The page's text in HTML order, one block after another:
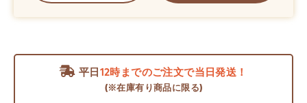
平日 12時までのご注文で当日発送！
(※在庫有り商品に限る)